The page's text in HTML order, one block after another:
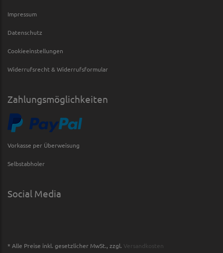
Impressum
Datenschutz
Cookieeinstellungen
Widerrufsrecht & Widerrufsformular
Zahlungsmöglichkeiten
Vorkasse per Überweisung
Selbstabholer
Social Media
* Alle Preise inkl. gesetzlicher MwSt., zzgl. Versandkosten